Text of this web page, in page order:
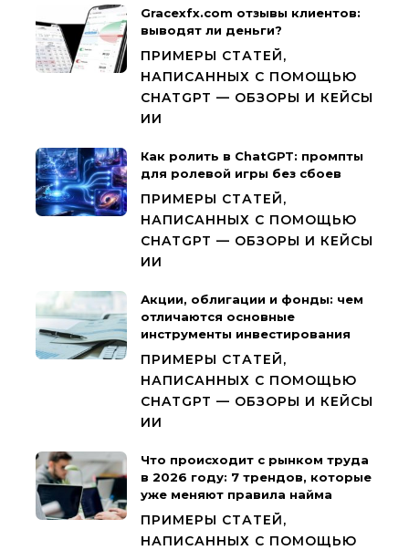
Gracexfx.com отзывы клиентов:
выводят ли деньги?
ПРИМЕРЫ СТАТЕЙ,
НАПИСАННЫХ С ПОМОЩЬЮ
CHATGPT — ОБЗОРЫ И КЕЙСЫ
ИИ
Как ролить в ChatGPT: промпты
для ролевой игры без сбоев
ПРИМЕРЫ СТАТЕЙ,
НАПИСАННЫХ С ПОМОЩЬЮ
CHATGPT — ОБЗОРЫ И КЕЙСЫ
ИИ
Акции, облигации и фонды: чем
отличаются основные
инструменты инвестирования
ПРИМЕРЫ СТАТЕЙ,
НАПИСАННЫХ С ПОМОЩЬЮ
CHATGPT — ОБЗОРЫ И КЕЙСЫ
ИИ
Что происходит с рынком труда
в 2026 году: 7 трендов, которые
уже меняют правила найма
ПРИМЕРЫ СТАТЕЙ,
НАПИСАННЫХ С ПОМОЩЬЮ